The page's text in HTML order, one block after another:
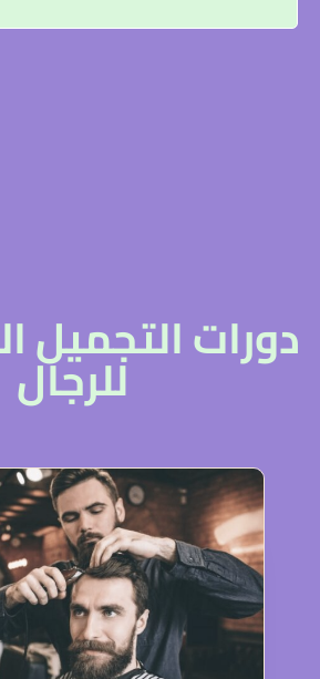
دورات التجميل
للرجال